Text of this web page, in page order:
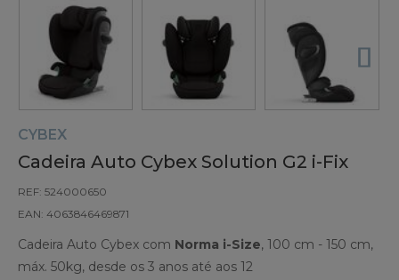
CYBEX
Cadeira Auto Cybex Solution G2 i-Fix
REF: 524000650
EAN: 4063846469871
Cadeira Auto Cybex com Norma i-Size, 100 cm - 150 cm,
máx. 50kg, desde os 3 anos até aos 12